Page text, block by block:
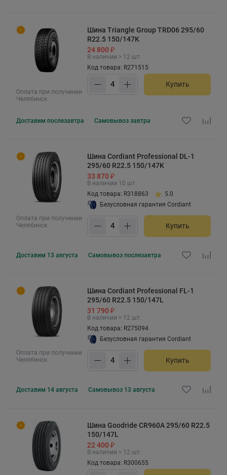
Оплата при получении
Челябинск
Шина Triangle Group TRD06 295/60
R22.5 150/147K
24 800 ₽
В наличии > 12 шт.
Код товара: R271515
Купить
Доставим послезавтра Самовывоз завтра
Оплата при получении
Челябинск
Шина Cordiant Professional DL-1
295/60 R22.5 150/147K
33 870 ₽
В наличии 10 шт.
Код товара: R318863
5.0
Безусловная гарантия Cordiant
Купить
Доставим 13 августа Самовывоз послезавтра
Оплата при получении
Челябинск
Шина Cordiant Professional FL-1
295/60 R22.5 150/147L
31 790 ₽
В наличии > 12 шт.
Код товара: R275094
Безусловная гарантия Cordiant
Купить
Доставим 14 августа Самовывоз 13 августа
Шина Goodride CR960A 295/60 R22.5
150/147L
22 400 ₽
В наличии > 12 шт.
Код товара: R300655